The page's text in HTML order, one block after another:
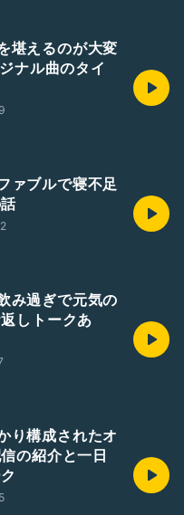
えるのが大変
ナル曲のタイ
ブルで寝不足
過ぎで元気の
しトークあ
構成されたオ
の紹介と一日